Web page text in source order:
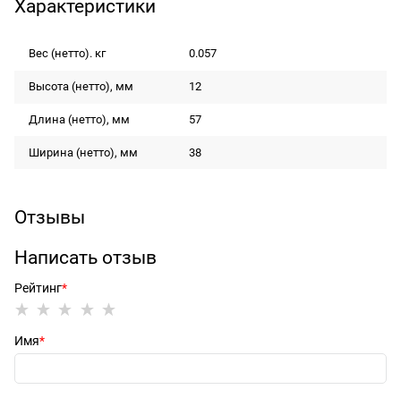
Характеристики
Вес (нетто). кг 0.057
Высота (нетто), мм 12
Длина (нетто), мм 57
Ширина (нетто), мм 38
Отзывы
Написать отзыв
Рейтинг
Имя